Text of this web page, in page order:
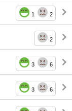
1 2
2
3 6
3 6